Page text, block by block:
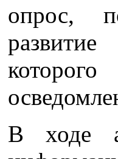
опрос,
развитие
В ходе